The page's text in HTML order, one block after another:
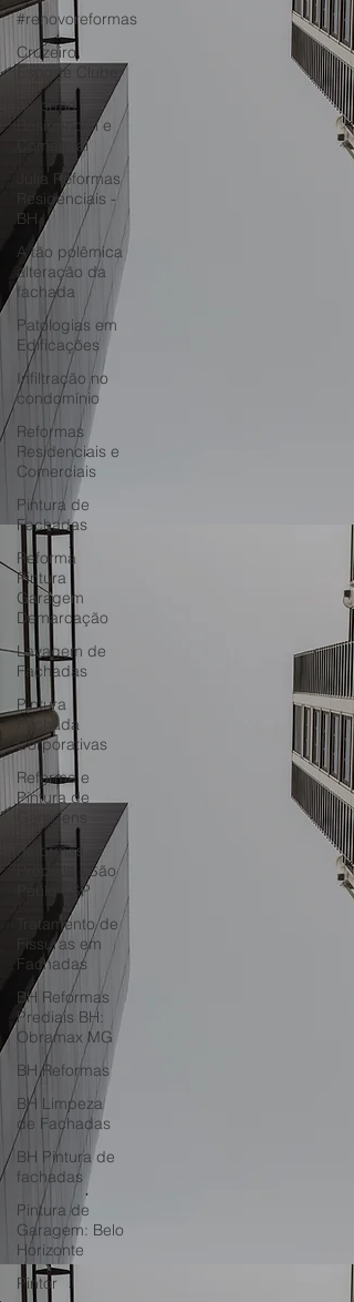
#renovoreformas
Cruzeiro
Esporte Clube
Reforma
Residencial e
Comercial
Júlia Reformas
Residenciais -
BH
A tão polêmica
alteração da
fachada
Patologias em
Edificações
Infiltração no
condomínio
Reformas
Residenciais e
Comerciais
Pintura de
Fachadas
Reforma
Pintura
Garagem
Demarcação
Lavagem de
Fachadas
Pintura
Fachada
Corporativas
Reforma e
Pintura de
Garagens
Reformas
Prediais - São
Paulo - SP
Tratamento de
Fissuras em
Fachadas
BH Reformas
Prediais BH:
Obramax MG
BH Reformas
BH Limpeza
de Fachadas
BH Pintura de
fachadas
Pintura de
Garagem: Belo
Horizonte
Pintor